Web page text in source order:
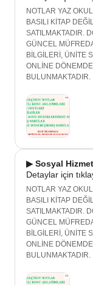
NOTLAR YAZ
BASILI KİTAP
SATILMAKTADIR.
GÜNCEL
BİLGİLERİ, ÜNİTE
ONLİNE
BULUNMAKTADIR.
▶ Sosyal
Detaylar için
NOTLAR YAZ
BASILI KİTAP
SATILMAKTADIR.
GÜNCEL
BİLGİLERİ, ÜNİTE
ONLİNE
BULUNMAKTADIR.